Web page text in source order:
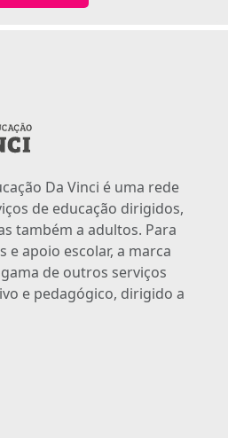
Da Vinci é uma rede
de educação dirigidos,
também a adultos. Para
e apoio escolar, a marca
de outros serviços
e pedagógico, dirigido a